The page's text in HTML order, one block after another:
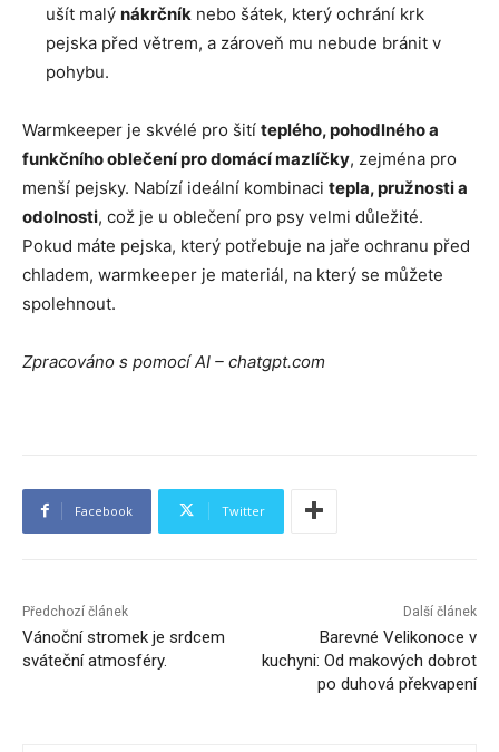
ušít malý nákrčník nebo šátek, který ochrání krk
pejska před větrem, a zároveň mu nebude bránit v
pohybu.
Warmkeeper je skvélé pro šití teplého, pohodlného a
funkčního oblečení pro domácí mazlíčky, zejména pro
menší pejsky. Nabízí ideální kombinaci tepla, pružnosti a
odolnosti, což je u oblečení pro psy velmi důležité.
Pokud máte pejska, který potřebuje na jaře ochranu před
chladem, warmkeeper je materiál, na který se můžete
spolehnout.
Zpracováno s pomocí AI – chatgpt.com
Facebook Twitter
Předchozí článek
Vánoční stromek je srdcem
sváteční atmosféry.
Další článek
Barevné Velikonoce v
kuchyni: Od makových dobrot
po duhová překvapení